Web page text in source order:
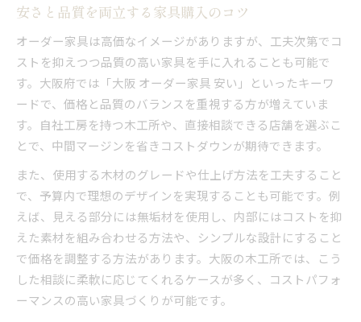
安さと品質を両立する家具購入のコツ
オーダー家具は高価なイメージがありますが、工夫次第でコ
ストを抑えつつ品質の高い家具を手に入れることも可能で
す。大阪府では「大阪 オーダー家具 安い」といったキーワ
ードで、価格と品質のバランスを重視する方が増えていま
す。自社工房を持つ木工所や、直接相談できる店舗を選ぶこ
とで、中間マージンを省きコストダウンが期待できます。
また、使用する木材のグレードや仕上げ方法を工夫すること
で、予算内で理想のデザインを実現することも可能です。例
えば、見える部分には無垢材を使用し、内部にはコストを抑
えた素材を組み合わせる方法や、シンプルな設計にすること
で価格を調整する方法があります。大阪の木工所では、こう
した相談に柔軟に応じてくれるケースが多く、コストパフォ
ーマンスの高い家具づくりが可能です。